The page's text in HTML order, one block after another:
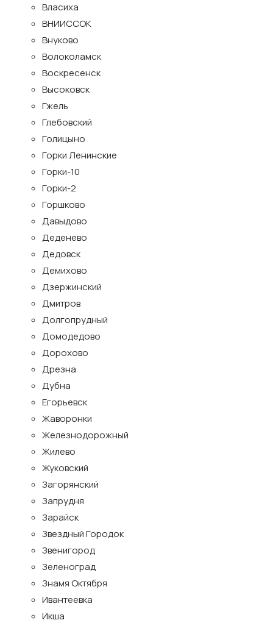
Власиха
ВНИИССОК
Внуково
Волоколамск
Воскресенск
Высоковск
Гжель
Глебовский
Голицыно
Горки Ленинские
Горки-10
Горки-2
Горшково
Давыдово
Деденево
Дедовск
Демихово
Дзержинский
Дмитров
Долгопрудный
Домодедово
Дорохово
Дрезна
Дубна
Егорьевск
Жаворонки
Железнодорожный
Жилево
Жуковский
Загорянский
Запрудня
Зарайск
Звездный Городок
Звенигород
Зеленоград
Знамя Октября
Ивантеевка
Икша